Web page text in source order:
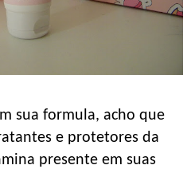
sua formula, acho que
e protetores da
presente em suas